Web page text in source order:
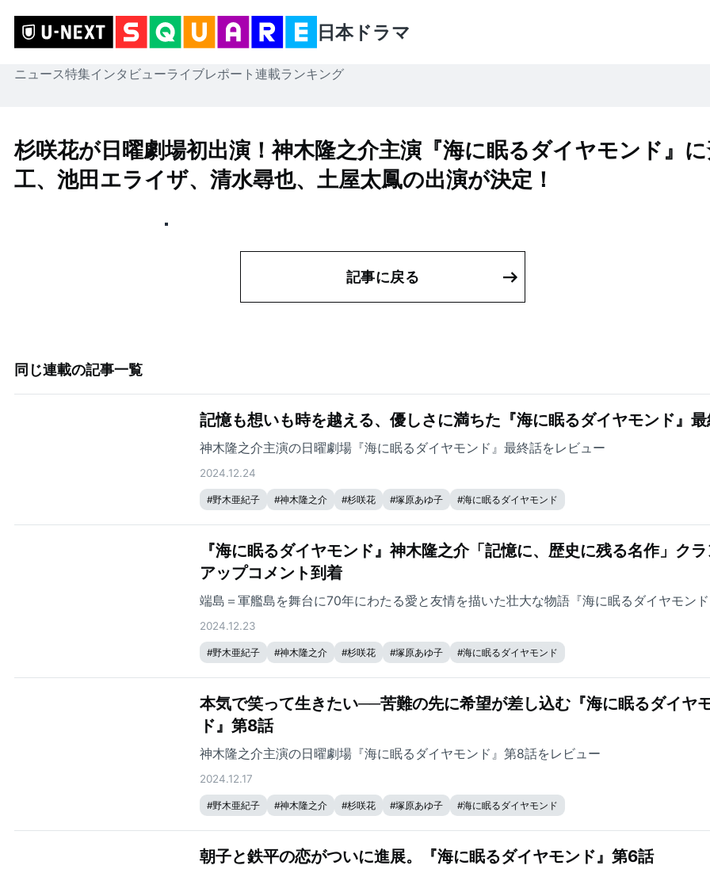
日本ドラマ
ニュース特集インタビューライブレポート 連載ランキング
杉咲花が日曜劇場初出演！神木隆之介主演『海に眠るダイヤモンド』
工、池田エライザ、清水尋也、土屋太鳳の出演が決定！
記事に戻る
同じ連載の記事一覧
記憶も想いも時を越える、優しさに満ちた『海に眠るダイヤモンド』
神木隆之介主演の日曜劇場『海に眠るダイヤモンド』最終話をレビュー
2024.12.24
#野木亜紀子 #神木隆之介 #杉咲花 #塚原あゆ子 #海に眠るダイヤモンド
『海に眠るダイヤモンド』神木隆之介「記憶に、歴史に残る名作」ク
アップコメント到着
端島＝軍艦島を舞台に70年にわたる愛と友情を描いた壮大な物語『海に眠るダイヤモン
2024.12.23
#野木亜紀子 #神木隆之介 #杉咲花 #塚原あゆ子 #海に眠るダイヤモンド
本気で笑って生きたい──苦難の先に希望が差し込む『海に眠るダイヤ
ド』第8話
神木隆之介主演の日曜劇場『海に眠るダイヤモンド』第8話をレビュー
2024.12.17
#野木亜紀子 #神木隆之介 #杉咲花 #塚原あゆ子 #海に眠るダイヤモンド
朝子と鉄平の恋がついに進展。『海に眠るダイヤモンド』第6話